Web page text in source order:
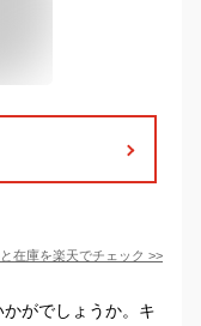
在庫を楽天でチェック >>
がでしょうか。キ